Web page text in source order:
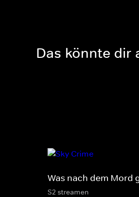
Das könnte dir
Was nach dem Mord
S2 streamen